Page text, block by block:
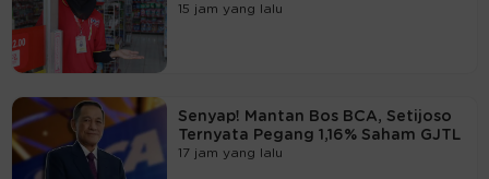
15 jam yang lalu
Senyap! Mantan Bos BCA, Setijoso
Ternyata Pegang 1,16% Saham GJTL
17 jam yang lalu